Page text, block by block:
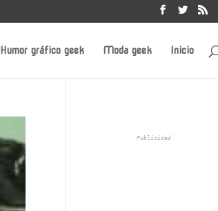
Humor gráfico geek Moda geek Inicio
Publicidad